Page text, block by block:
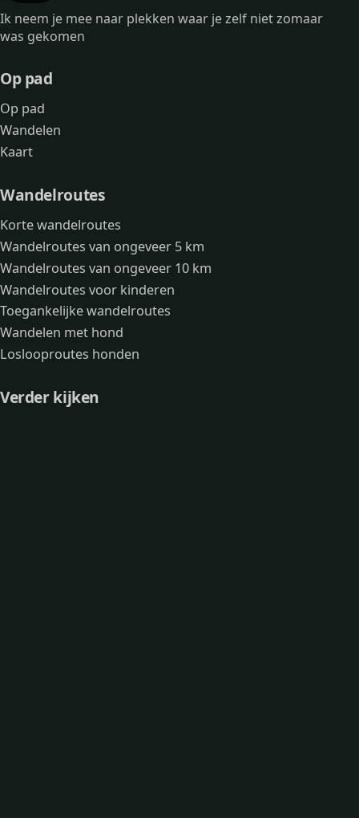
Ik neem je mee naar plekken waar je zelf niet zomaar
was gekomen
Op pad
Op pad
Wandelen
Kaart
Wandelroutes
Korte wandelroutes
Wandelroutes van ongeveer 5 km
Wandelroutes van ongeveer 10 km
Wandelroutes voor kinderen
Toegankelijke wandelroutes
Wandelen met hond
Loslooproutes honden
Verder kijken